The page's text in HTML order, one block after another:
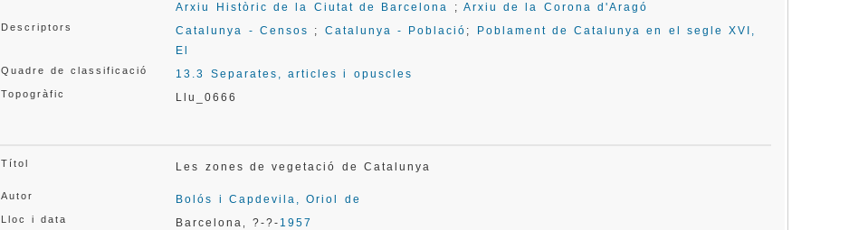
Arxiu Històric de la Ciutat de Barcelona
; Arxiu de la Corona d'Aragó
Descriptors Catalunya - Censos ; Catalunya - Població ;
Poblament de Catalunya en el segle XVI,
El
Quadre de classificació 13.3 Separates, articles i opuscles
Topogràfic Llu_0666
Títol Les zones de vegetació de Catalunya
Autor Bolós i Capdevila, Oriol de
Lloc i data Barcelona ,?-?- 1957